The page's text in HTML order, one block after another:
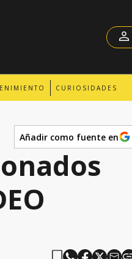
CURIOSIDADES
Añadir como fuente en